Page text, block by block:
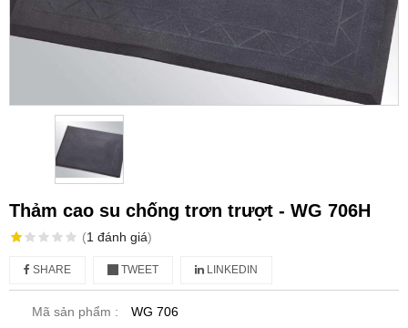
Thảm cao su chống trơn trượt - WG 706H
(1 đánh giá)
SHARE TWEET LINKEDIN
Mã sản phẩm :
WG 706